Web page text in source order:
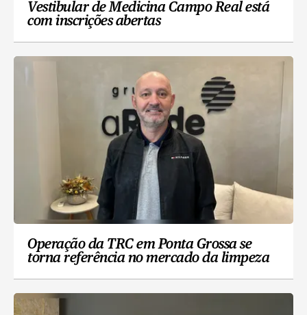
Vestibular de Medicina Campo Real está
com inscrições abertas
Operação da TRC em Ponta Grossa se
torna referência no mercado da limpeza